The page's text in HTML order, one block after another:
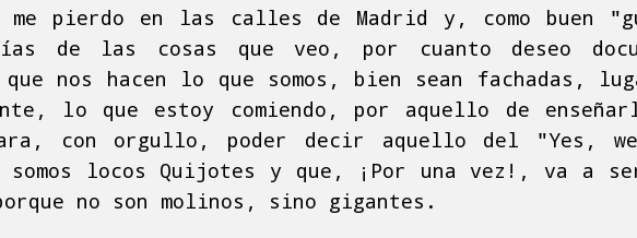
pierdo en las calles de Madrid y, como buen
de las cosas que veo, por cuanto deseo
que nos hacen lo que somos, bien sean fachadas,
lo que estoy comiendo, por aquello de
con orgullo, poder decir aquello del "Yes, we
somos locos Quijotes y que, ¡Por una vez!, va a
no son molinos, sino gigantes.